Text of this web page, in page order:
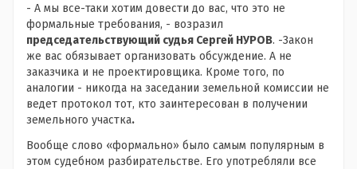
- А мы все-таки хотим довести до вас, что это не
формальные требования, - возразил
председательствующий судья Сергей НУРОВ. -Закон
же вас обязывает организовать обсуждение. А не
заказчика и не проектировщика. Кроме того, по
аналогии - никогда на заседании земельной комиссии не
ведет протокол тот, кто заинтересован в получении
земельного участка.
Вообще слово «формально» было самым популярным в
этом судебном разбирательстве. Его употребляли все